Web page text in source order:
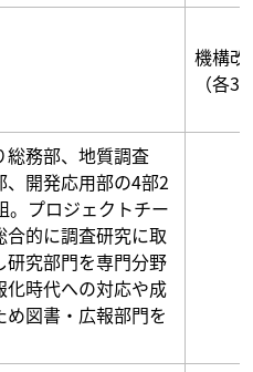
機構改
（各
総務部、地質調査
、開発応用部の4部2
。プロジェクトチー
合的に調査研究に取
研究部門を専門分野
化時代への対応や成
め図書・広報部門を